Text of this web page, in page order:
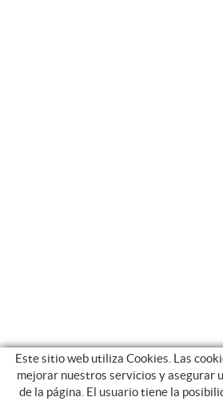
Este sitio web utiliza Cookies. Las
mejorar nuestros servicios y asegurar
de la página. El usuario tiene la